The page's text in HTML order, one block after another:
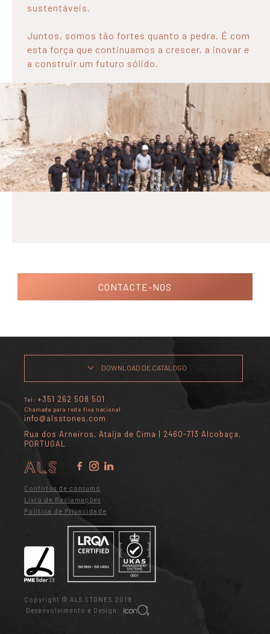
sustentáveis.
Juntos, somos tão fortes quanto a pedra. É com
esta força que continuamos a crescer, a inovar e
a construir um futuro sólido.
CONTACTE-NOS
DOWNLOAD DE CATÁLOGO
Tel: +351 262 508 501
Chamada para rede fixa nacional
info@alsstones.com
Rua dos Arneiros, Ataíja de Cima | 2460-713 Alcobaça,
PORTUGAL
Conflitos de consumo
Livro de Reclamações
Política de Privacidade
Copyright © ALS STONES 2019
Desenvolvimento e Design: